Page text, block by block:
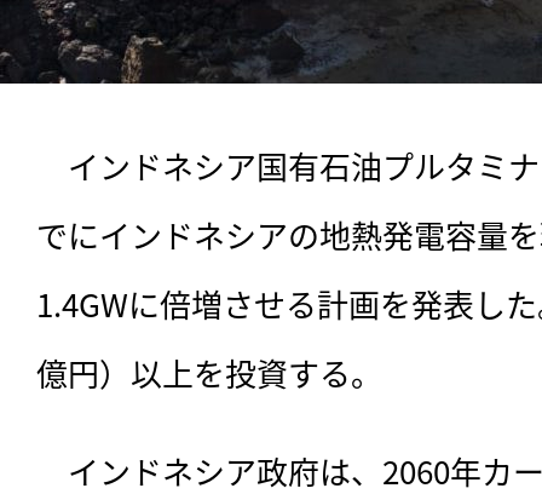
インドネシア国有石油プルタミ
でにインドネシアの地熱発電容量
1.4GWに倍増させる計画を発表し
億円）以上を投資する。
インドネシア政府は、 2060年カ